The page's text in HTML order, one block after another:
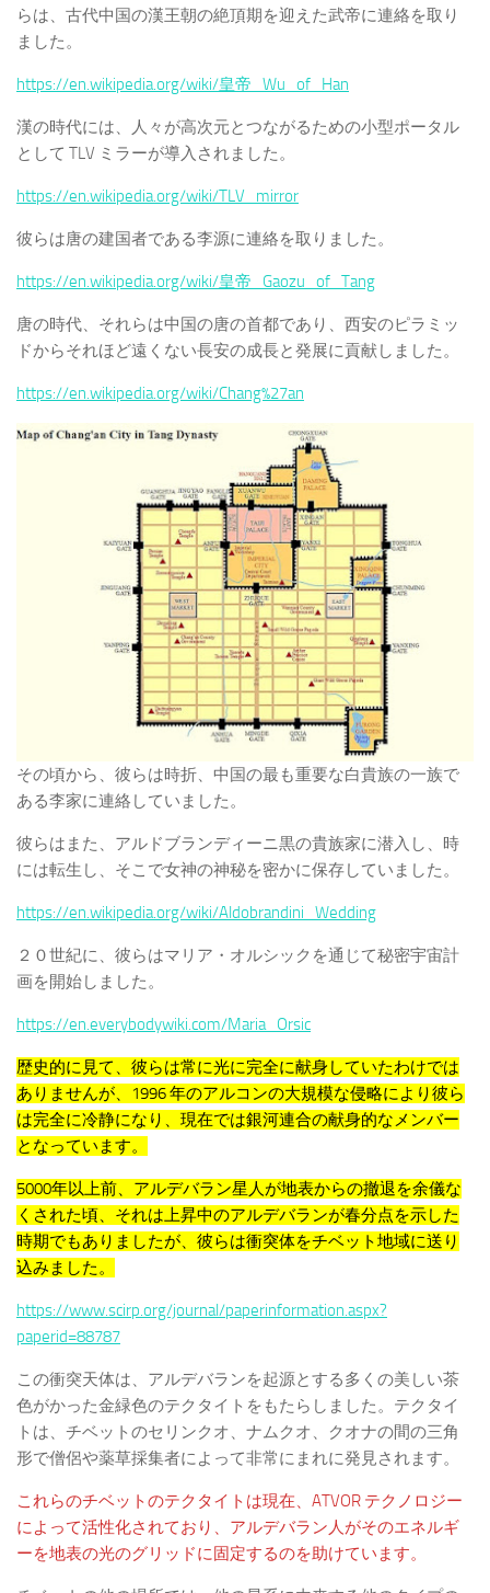
らは、古代中国の漢王朝の絶頂期を迎えた武帝に連絡を取り
ました。
https://en.wikipedia.org/wiki/皇帝_Wu_of_Han
漢の時代には、人々が高次元とつながるための小型ポータル
として TLV ミラーが導入されました。
https://en.wikipedia.org/wiki/TLV_mirror
彼らは唐の建国者である李源に連絡を取りました。
https://en.wikipedia.org/wiki/皇帝_Gaozu_of_Tang
唐の時代、それらは中国の唐の首都であり、西安のピラミッ
ドからそれほど遠くない長安の成長と発展に貢献しました。
https://en.wikipedia.org/wiki/Chang%27an
その頃から、彼らは時折、中国の最も重要な白貴族の一族で
ある李家に連絡していました。
彼らはまた、アルドブランディーニ黒の貴族家に潜入し、時
には転生し、そこで女神の神秘を密かに保存していました。
https://en.wikipedia.org/wiki/Aldobrandini_Wedding
２０世紀に、彼らはマリア・オルシックを通じて秘密宇宙計
画を開始しました。
https://en.everybodywiki.com/Maria_Orsic
歴史的に見て、彼らは常に光に完全に献身していたわけでは
ありませんが、1996 年のアルコンの大規模な侵略により彼ら
は完全に冷静になり、現在では銀河連合の献身的なメンバー
となっています。
5000年以上前、アルデバラン星人が地表からの撤退を余儀な
くされた頃、それは上昇中のアルデバランが春分点を示した
時期でもありましたが、彼らは衝突体をチベット地域に送り
込みました。
https://www.scirp.org/journal/paperinformation.aspx?
paperid=88787
この衝突天体は、アルデバランを起源とする多くの美しい茶
色がかった金緑色のテクタイトをもたらしました。テクタイ
トは、チベットのセリンクオ、ナムクオ、クオナの間の三角
形で僧侶や薬草採集者によって非常にまれに発見されます。
これらのチベットのテクタイトは現在、ATVOR テクノロジー
によって活性化されており、アルデバラン人がそのエネルギ
ーを地表の光のグリッドに固定するのを助けています。